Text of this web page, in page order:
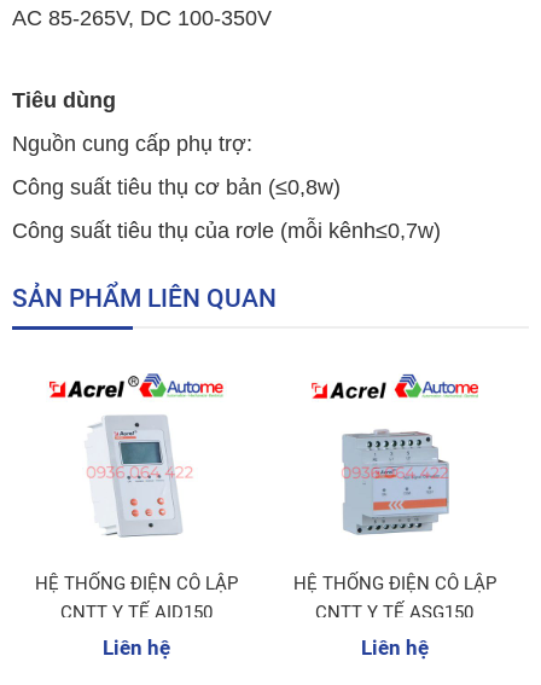
AC 85-265V, DC 100-350V
Tiêu dùng
Nguồn cung cấp phụ trợ:
Công suất tiêu thụ cơ bản (≤0,8w)
Công suất tiêu thụ của rơle (mỗi kênh≤0,7w)
SẢN PHẨM LIÊN QUAN
HỆ THỐNG ĐIỆN CÔ LẬP
CNTT Y TẾ AID150
Liên hệ
HỆ THỐNG ĐIỆN CÔ LẬP
CNTT Y TẾ ASG150
Liên hệ